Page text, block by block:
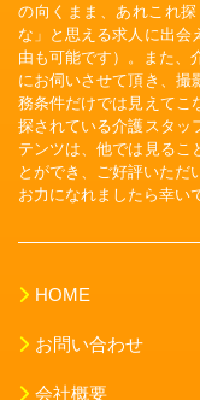
の向くまま、あれこれ
な」と思える求人に出会
由も可能です）。また、
にお伺いさせて頂き、撮
務条件だけでは見えてこ
探されている介護スタッ
テンツは、他では見るこ
とができ、ご好評いただ
お力になれましたら幸い
HOME
お問い合わせ
会社概要